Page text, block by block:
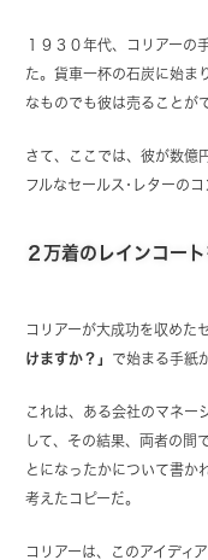
１９３０年代、コリアーの
た。貨車一杯の石炭に始ま
なものでも彼は売ることが
さて、ここでは、彼が数億
フルなセールス･レターの
２万着のレインコー
コリアーが大成功を収めた
けますか？」 で始まる手紙
これは、ある会社のマネー
して、その結果、両者の間
とになったかについて書か
考えたコピーだ。
コリアーは、このアイディ